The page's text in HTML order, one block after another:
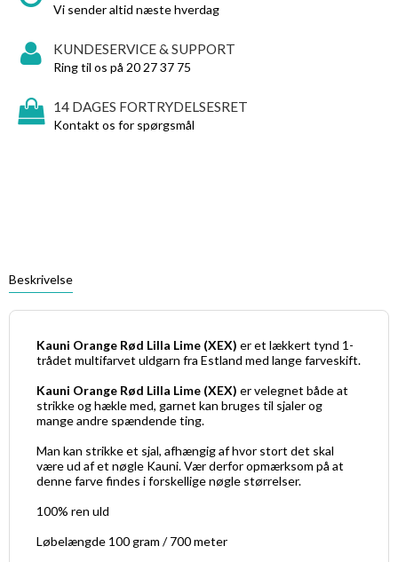
Vi sender altid næste hverdag
KUNDESERVICE & SUPPORT
Ring til os på 20 27 37 75
14 DAGES FORTRYDELSESRET
Kontakt os for spørgsmål
Beskrivelse
Kauni Orange Rød Lilla Lime (XEX) er et lækkert tynd 1-
trådet multifarvet uldgarn fra Estland med lange farveskift.
Kauni Orange Rød Lilla Lime (XEX) er velegnet både at
strikke og hækle med, garnet kan bruges til sjaler og
mange andre spændende ting.
Man kan strikke et sjal, afhængig af hvor stort det skal
være ud af et nøgle Kauni. Vær derfor opmærksom på at
denne farve findes i forskellige nøgle størrelser.
100% ren uld
Løbelængde 100 gram / 700 meter